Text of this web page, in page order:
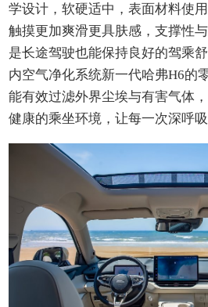
学设计，软硬适中，表面材料使
触摸更加爽滑更具肤感，支撑性
是长途驾驶也能保持良好的驾乘
内空气净化系统新一代哈弗H6的
能有效过滤外界尘埃与有害气体
健康的乘坐环境，让每一次深呼